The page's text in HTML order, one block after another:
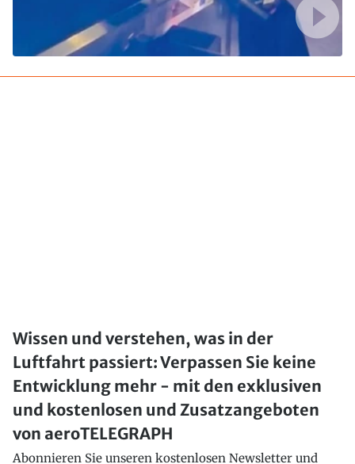
Wissen und verstehen, was in der
Luftfahrt passiert: Verpassen Sie keine
Entwicklung mehr - mit den exklusiven
und kostenlosen und Zusatzangeboten
von aeroTELEGRAPH
Abonnieren Sie unseren kostenlosen Newsletter und